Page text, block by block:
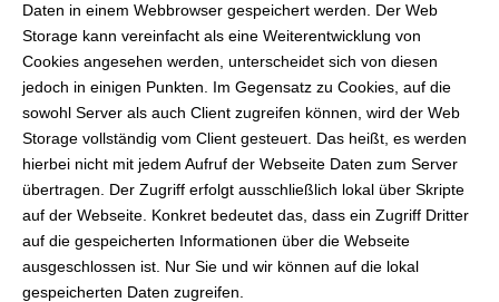
Daten in einem Webbrowser gespeichert werden. Der Web
Storage kann vereinfacht als eine Weiterentwicklung von
Cookies angesehen werden, unterscheidet sich von diesen
jedoch in einigen Punkten. Im Gegensatz zu Cookies, auf die
sowohl Server als auch Client zugreifen können, wird der Web
Storage vollständig vom Client gesteuert. Das heißt, es werden
hierbei nicht mit jedem Aufruf der Webseite Daten zum Server
übertragen. Der Zugriff erfolgt ausschließlich lokal über Skripte
auf der Webseite. Konkret bedeutet das, dass ein Zugriff Dritter
auf die gespeicherten Informationen über die Webseite
ausgeschlossen ist. Nur Sie und wir können auf die lokal
gespeicherten Daten zugreifen.